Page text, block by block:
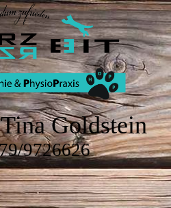
Goldstein
9726626